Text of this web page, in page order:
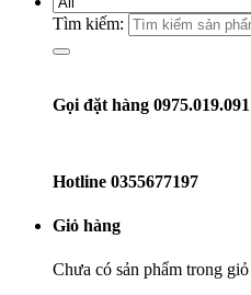
Tìm kiếm:
Gọi đặt hàng 0975.019.091
Hotline 0355677197
Giỏ hàng
Chưa có sản phẩm trong